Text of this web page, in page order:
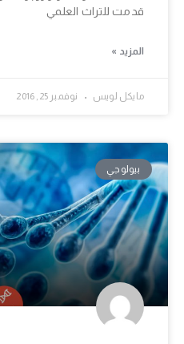
قدمت للتراث العلمي
المزيد »
مايكل لويس نوفمبر 25, 2016
بيولوجي